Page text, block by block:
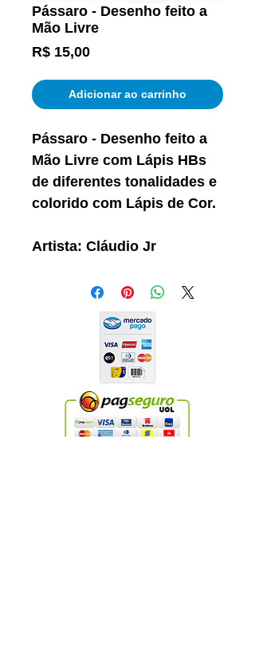
Pássaro - Desenho feito a
Mão Livre
R$ 15,00Preço
Adicionar ao carrinho
Pássaro - Desenho feito a
Mão Livre com Lápis HBs
de diferentes tonalidades e
colorido com Lápis de Cor.
Artista: Cláudio Jr